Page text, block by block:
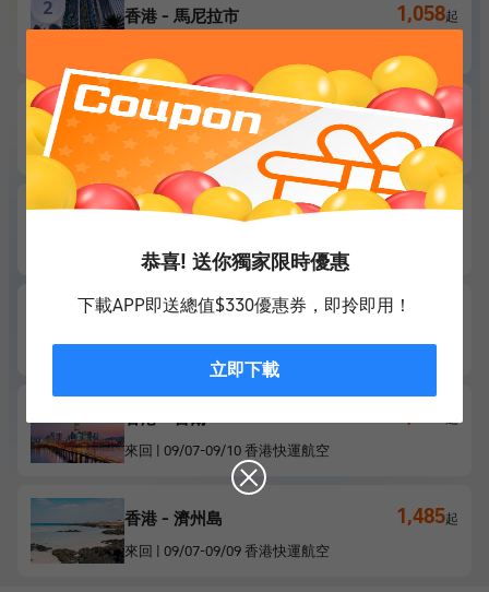
香港 - 馬尼拉市 1,058起
香港 - 台北 1,213起
來回 |09/21 -09/26 香港快運航空
香港 - 高雄 1,262
來回| 09/21 -09/25 香港快運航空
香港 - 曼谷 1,270
香港 - 首爾
來回 09/07-09/10 香港快運航空
香港 - 濟州島 1,485起
來回 09/07-09/09 香港快運航空
恭喜! 送你獨家限時優惠
下載APP即送總值$330優惠券，即拎即用！
立即下載